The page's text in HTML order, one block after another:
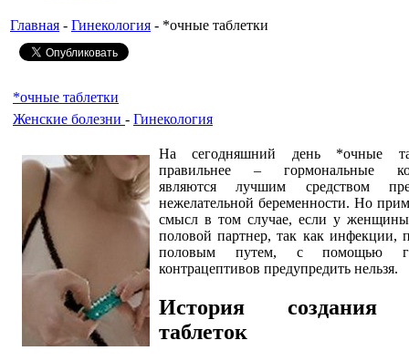
Главная - Гинекология - *очные таблетки
*очные таблетки
Женские болезни - Гинекология
На сегодняшний день *очные
правильнее – гормональные
являются лучшим средством
нежелательной беременности. Но
смысл в том случае, если у
половой партнер, так как инфекции,
половым путем, с помощью
контрацептивов предупредить нельзя.
История создания
таблеток